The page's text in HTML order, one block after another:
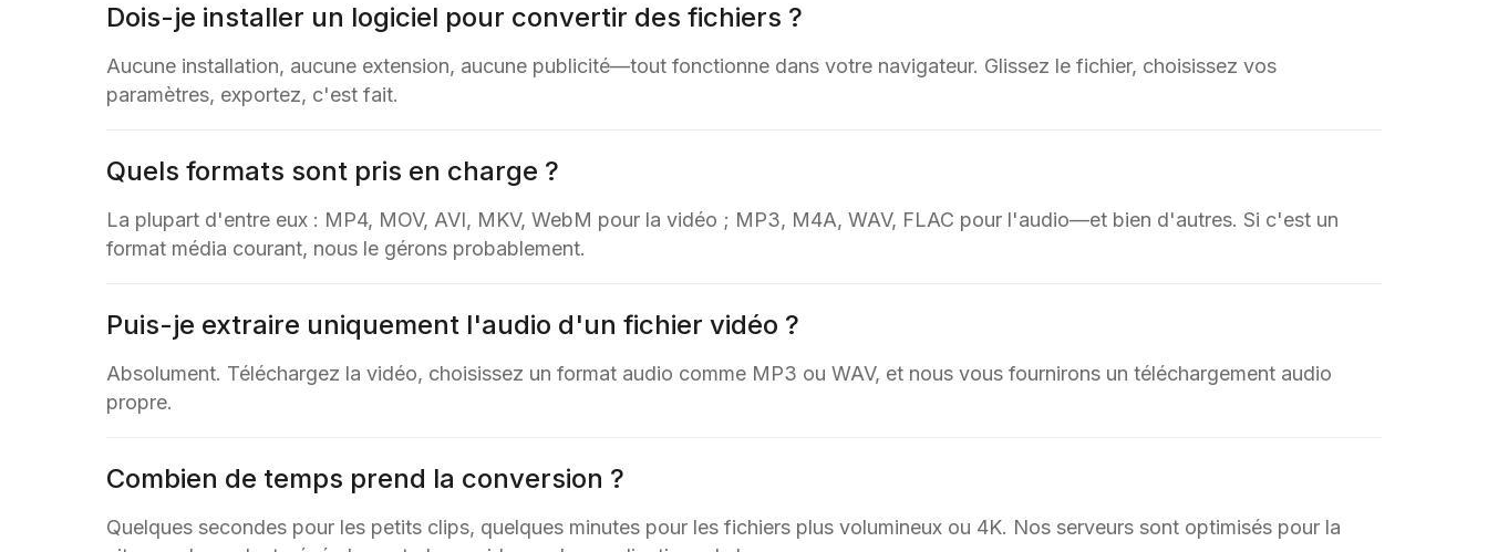
Dois-je installer un logiciel pour convertir des fichiers ?
Aucune installation, aucune extension, aucune publicité—tout fonctionne dans votre navigateur. Glissez le fichier, choisissez vos
paramètres, exportez, c'est fait.
Quels formats sont pris en charge ?
La plupart d'entre eux : MP4, MOV, AVI, MKV, WebM pour la vidéo ; MP3, M4A, WAV, FLAC pour l'audio—et bien d'autres. Si c'est un
format média courant, nous le gérons probablement.
Puis-je extraire uniquement l'audio d'un fichier vidéo ?
Absolument. Téléchargez la vidéo, choisissez un format audio comme MP3 ou WAV, et nous vous fournirons un téléchargement audio
propre.
Combien de temps prend la conversion ?
Quelques secondes pour les petits clips, quelques minutes pour les fichiers plus volumineux ou 4K. Nos serveurs sont optimisés pour la